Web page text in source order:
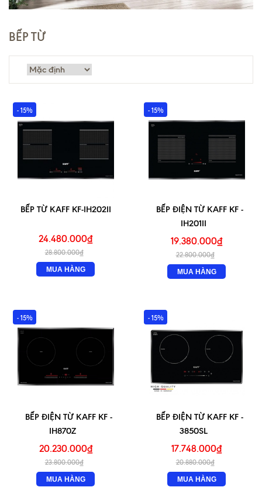
BẾP TỪ
- 15%
BẾP TỪ KAFF KF-IH202II
24.480.000₫
28.800.000₫
MUA HÀNG
- 15%
BẾP ĐIỆN TỪ KAFF KF -
IH201II
19.380.000₫
22.800.000₫
MUA HÀNG
- 15%
BẾP ĐIỆN TỪ KAFF KF -
IH870Z
20.230.000₫
23.800.000₫
MUA HÀNG
- 15%
BẾP ĐIỆN TỪ KAFF KF -
3850SL
17.748.000₫
20.880.000₫
MUA HÀNG